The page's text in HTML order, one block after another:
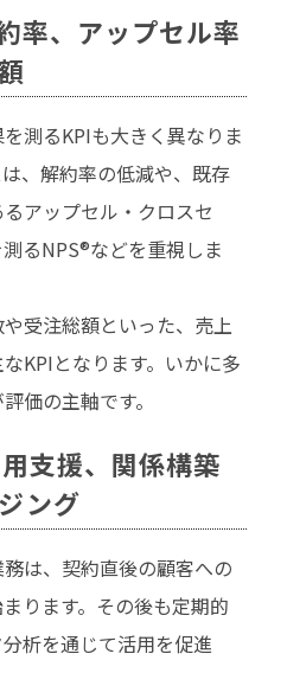
率、アップセル率
測るKPIも大きく異なりま
、解約率の低減や、既存
アップセル・クロスセ
るNPS®などを重視しま
受注総額といった、売上
KPIとなります。いかに多
価の主軸です。
支援、関係構築
ング
は、契約直後の顧客への
ります。その後も定期的
析を通じて活用を促進